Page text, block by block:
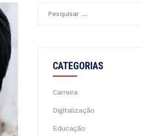
CATEGORIAS
Carreira
Digitalização
Educação